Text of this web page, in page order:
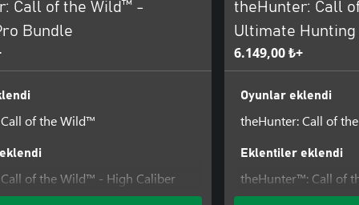
Call of the Wild™ -
Bundle
of the Wild™
of the Wild™ - High Caliber
theHunter: Call
Ultimate Hunting
6.149,00 ₺+
Oyunlar eklendi
theHunter: Call of
Eklentiler eklendi
theHunter™: Call of
Tripod Pack